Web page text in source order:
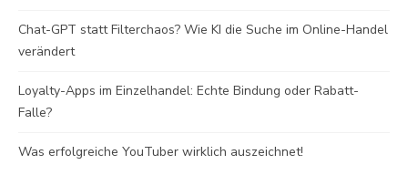
Chat-GPT statt Filterchaos? Wie KI die Suche im Online-Handel
verändert
Loyalty-Apps im Einzelhandel: Echte Bindung oder Rabatt-
Falle?
Was erfolgreiche YouTuber wirklich auszeichnet!